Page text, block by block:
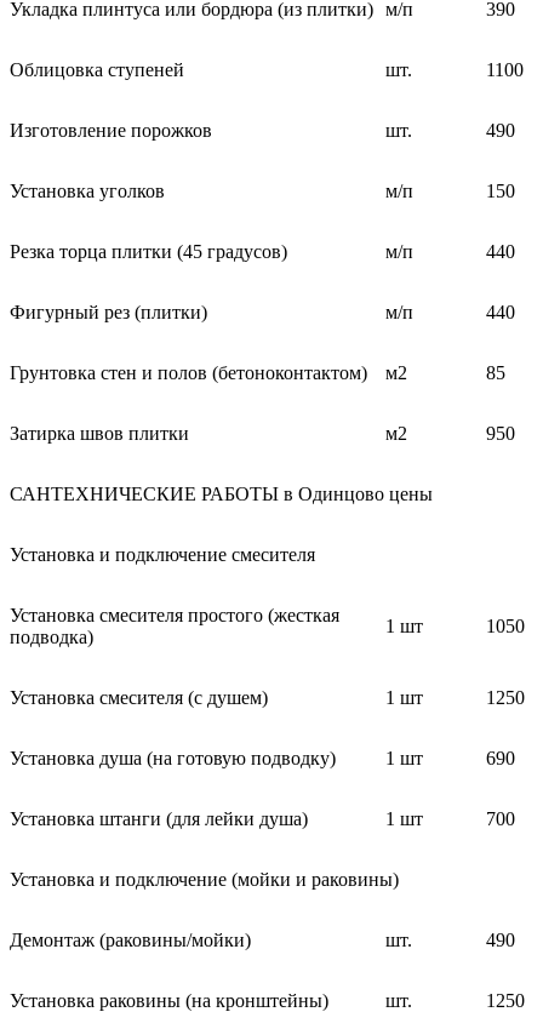
Укладка плинтуса или бордюра (из плитки) м/п 390
Облицовка ступеней шт. 1100
Изготовление порожков шт. 490
Установка уголков м/п 150
Резка торца плитки (45 градусов) м/п 440
Фигурный рез (плитки) м/п 440
Грунтовка стен и полов (бетоноконтактом) м2 85
Затирка швов плитки м2 950
САНТЕХНИЧЕСКИЕ РАБОТЫ в Одинцово цены
Установка и подключение смесителя
Установка смесителя простого (жесткая
подводка)
1 шт 1050
Установка смесителя (с душем) 1 шт 1250
Установка душа (на готовую подводку) 1 шт 690
Установка штанги (для лейки душа) 1 шт 700
Установка и подключение (мойки и раковины)
Демонтаж (раковины/мойки) шт. 490
Установка раковины (на кронштейны) шт. 1250